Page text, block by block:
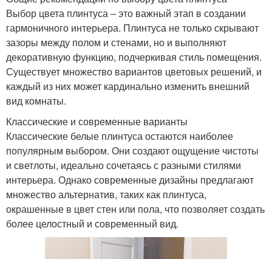
Выбор цвета плинтуса – это важный этап в создании
гармоничного интерьера. Плинтуса не только скрывают
зазоры между полом и стенами, но и выполняют
декоративную функцию, подчеркивая стиль помещения.
Существует множество вариантов цветовых решений, и
каждый из них может кардинально изменить внешний
вид комнаты.
Классические и современные варианты
Классические белые плинтуса остаются наиболее
популярным выбором. Они создают ощущение чистоты
и светлоты, идеально сочетаясь с разными стилями
интерьера. Однако современные дизайны предлагают
множество альтернатив, таких как плинтуса,
окрашенные в цвет стен или пола, что позволяет создать
более целостный и современный вид.